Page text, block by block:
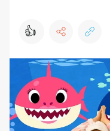
👍